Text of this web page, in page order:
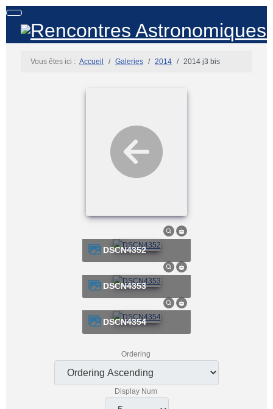
Vous êtes ici : Accueil Galeries 2014 2014 j3 bis
DSCN4352
DSCN4353
DSCN4354
Ordering
Display Num